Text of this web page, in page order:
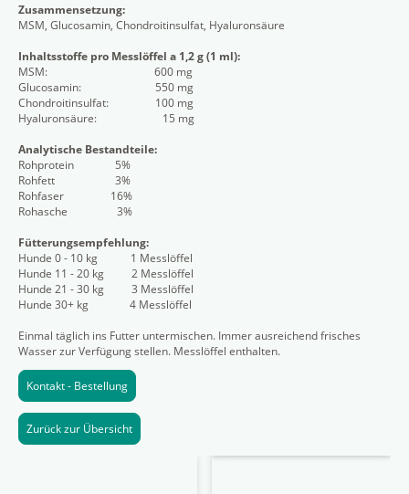
Zusammensetzung:
MSM, Glucosamin, Chondroitinsulfat, Hyaluronsäure
Inhaltsstoffe pro Messlöffel a 1,2 g (1 ml):
MSM: 600 mg
Glucosamin: 550 mg
Chondroitinsulfat: 100 mg
Hyaluronsäure: 15 mg
Analytische Bestandteile:
Rohprotein 5%
Rohfett 3%
Rohfaser 16%
Rohasche 3%
Fütterungsempfehlung:
Hunde 0 - 10 kg 1 Messlöffel
Hunde 11 - 20 kg 2 Messlöffel
Hunde 21 - 30 kg 3 Messlöffel
Hunde 30+ kg 4 Messlöffel
Einmal täglich ins Futter untermischen. Immer ausreichend frisches
Wasser zur Verfügung stellen. Messlöffel enthalten.
Kontakt - Bestellung
Zurück zur Übersicht